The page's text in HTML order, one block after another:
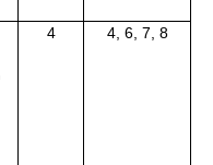
4 4, 6, 7, 8